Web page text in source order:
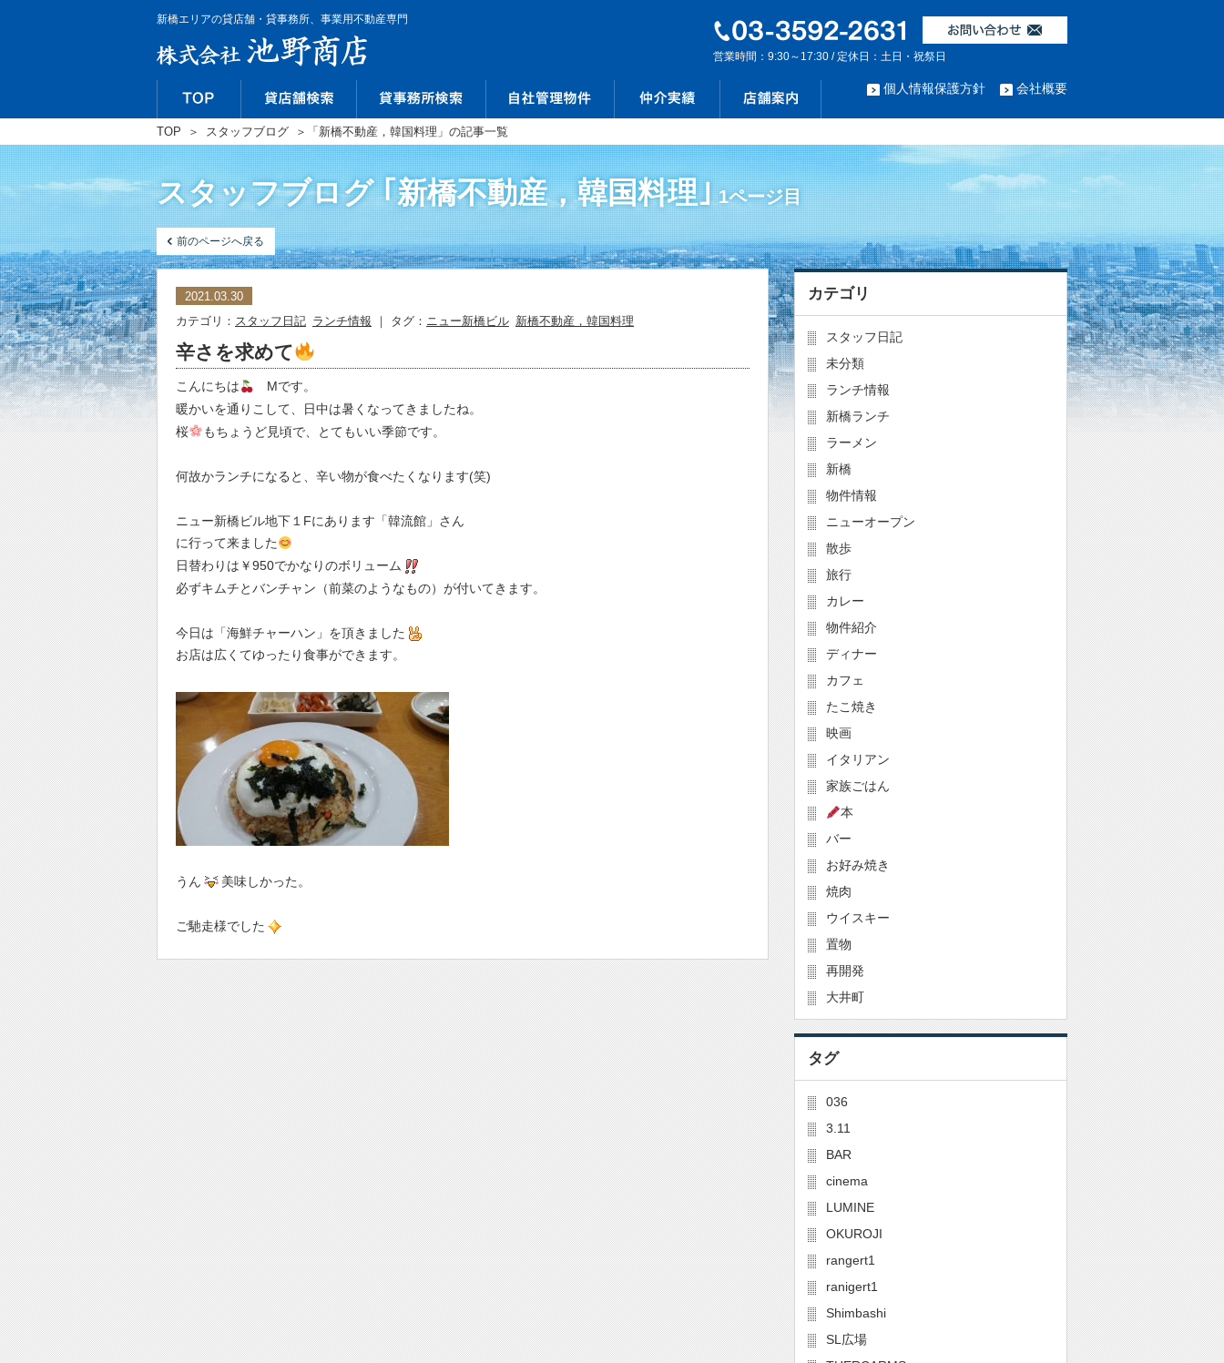
新橋エリアの貸店舗・貸事務所、事業用不動産専門
営業時間：9:30～17:30 / 定休日：土日・祝祭日
個人情報保護方針 会社概要
TOP ＞ スタッフブログ ＞ 「新橋不動産，韓国料理」の記事一覧
スタッフブログ ｢新橋不動産，韓国料理｣1ページ目
前のページへ戻る
2021.03.30
カテゴリ： スタッフ日記 ランチ情報 ｜ タグ： ニュー新橋ビル 新橋不動産，韓国料理
辛さを求めて
こんにちは
Мです。
暖かいを通りこして、日中は暑くなってきましたね。
桜
もちょうど見頃で、とてもいい季節です。
何故かランチになると、辛い物が食べたくなります(笑)
ニュー新橋ビル地下１Fにあります「韓流館」さん
に行って来ました
日替わりは￥950でかなりのボリューム
必ずキムチとバンチャン（前菜のようなもの）が付いてきます。
今日は「海鮮チャーハン」を頂きました
お店は広くてゆったり食事ができます。
うん 美味しかった。
ご馳走様でした
カテゴリ
スタッフ日記
未分類
ランチ情報
新橋ランチ
ラーメン
新橋
物件情報
ニューオープン
散歩
旅行
カレー
物件紹介
ディナー
カフェ
たこ焼き
映画
イタリアン
家族ごはん
本
バー
お好み焼き
焼肉
ウイスキー
置物
再開発
大井町
タグ
036
3.11
BAR
cinema
LUMINE
OKUROJI
rangert1
ranigert1
Shimbashi
SL広場